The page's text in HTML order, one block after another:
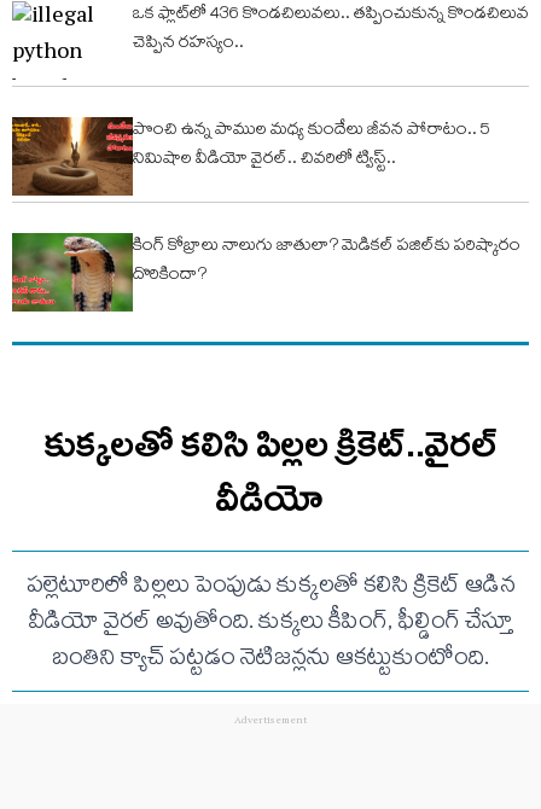
ఒక ఫ్లాట్‌లో 436 కొండచిలువలు.. తప్పించుకున్న కొండచిలువ
చెప్పిన రహస్యం..
పొంచి ఉన్న పాముల మధ్య కుందేలు జీవన పోరాటం.. 5
నిమిషాల వీడియో వైరల్‌.. చివరిలో ట్విస్ట్‌..
కింగ్‌ కోబ్రాలు నాలుగు జాతులా? మెడికల్‌ పజిల్‌కు పరిష్కారం
దొరికిందా?
కుక్కలతో కలిసి పిల్లల క్రికెట్..వైరల్
వీడియో
పల్లెటూరిలో పిల్లలు పెంపుడు కుక్కలతో కలిసి క్రికెట్ ఆడిన
వీడియో వైరల్ అవుతోంది. కుక్కలు కీపింగ్, ఫీల్డింగ్ చేస్తూ
బంతిని క్యాచ్ పట్టడం నెటిజన్లను ఆకట్టుకుంటోంది.